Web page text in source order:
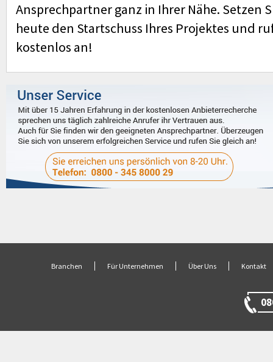
Ansprechpartner ganz in Ihrer Nähe. Setzen
heute den Startschuss Ihres Projektes und
kostenlos an!
Branchen Für Unternehmen Über Uns Kontakt